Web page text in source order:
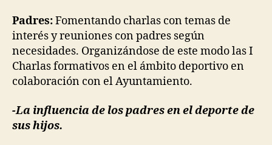
Padres:Fomentando charlas con temas de
interés y reuniones con padres según
necesidades. Organizándose de este modo las I
Charlas formativos en el ámbito deportivo en
colaboración con el Ayuntamiento.
-La influencia de los padres en el deporte de
sus hijos.